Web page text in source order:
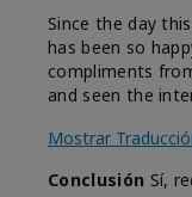
Since the day
has been so
compliments
and seen the
Mostrar
Conclusión Sí,